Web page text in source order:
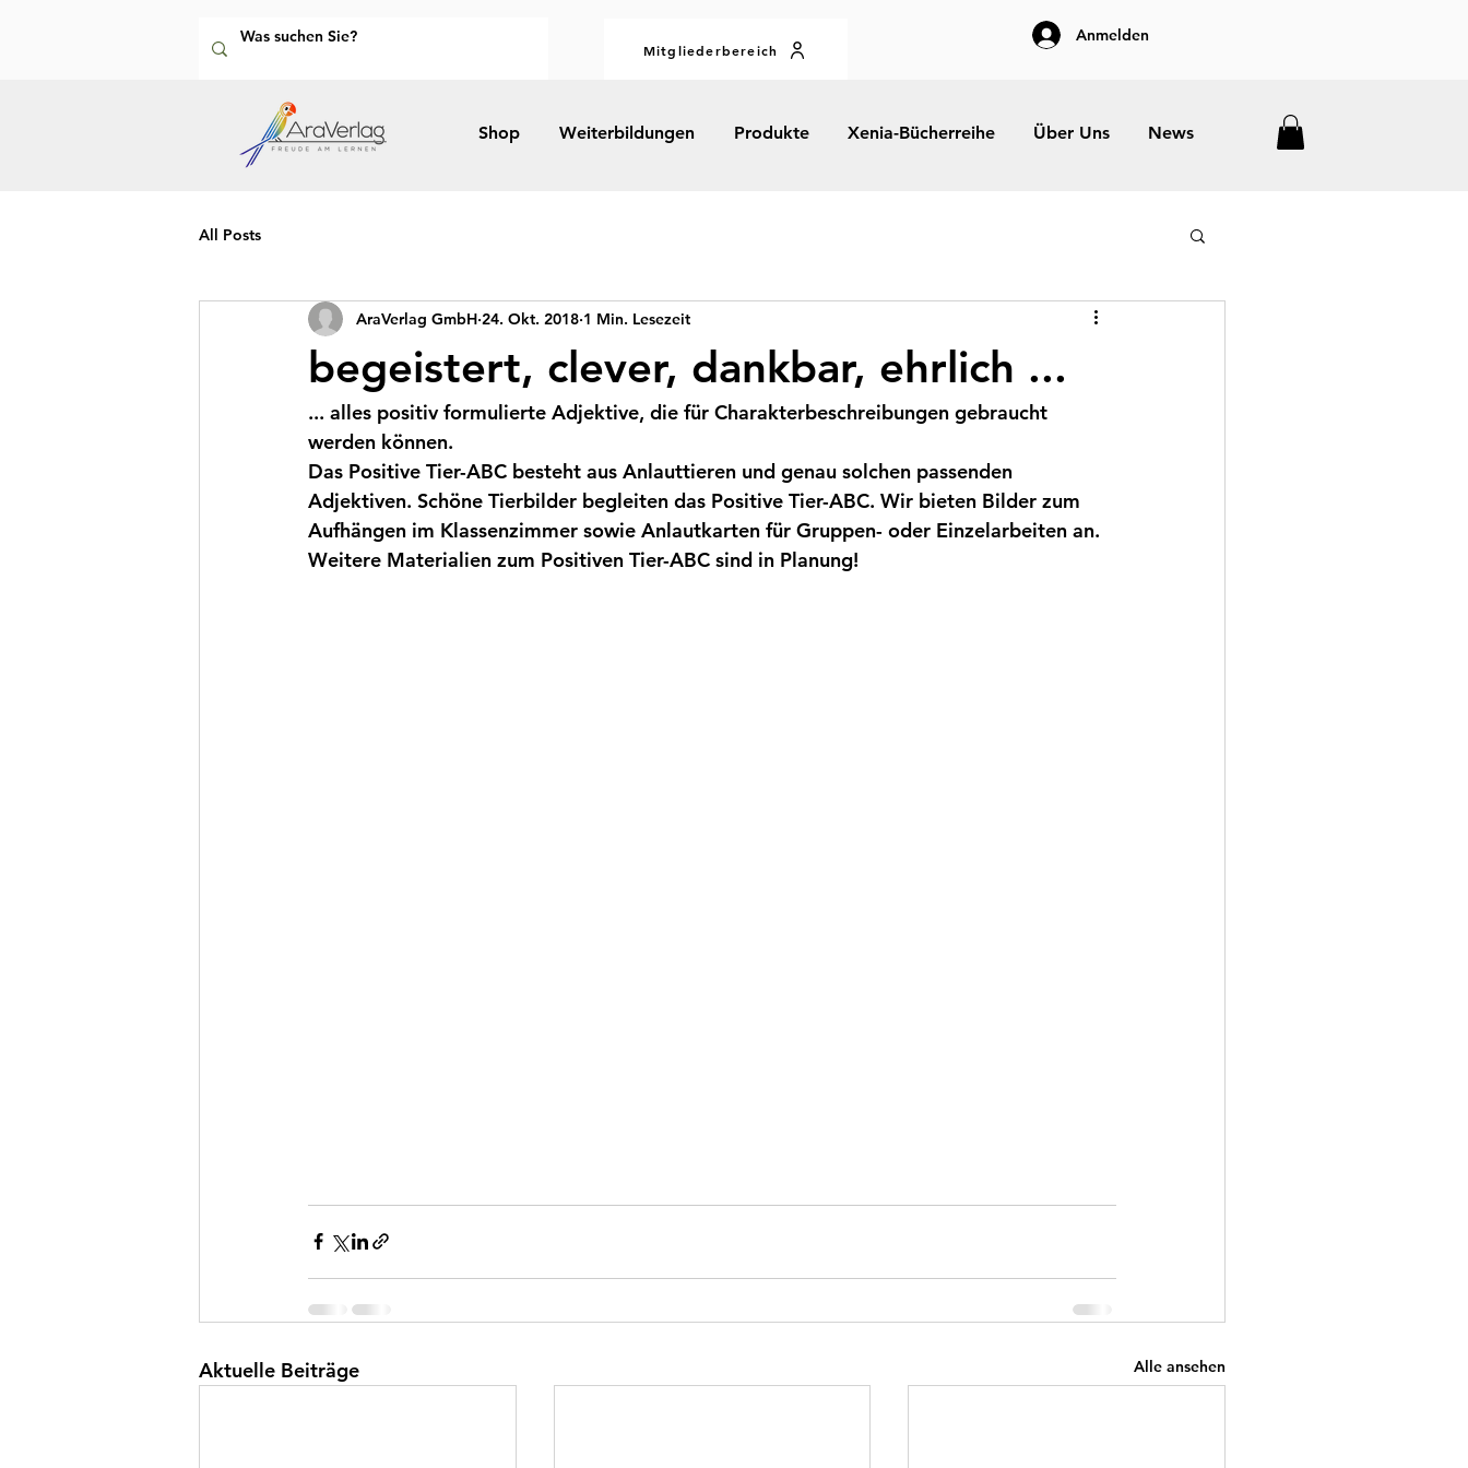
Mitgliederbereich
Anmelden
Shop Weiterbildungen Produkte Xenia-Bücherreihe Über Uns News
All Posts
begeistert, clever, dankbar, ehrlich ...
AraVerlag GmbH 24. Okt. 2018 1 Min. Lesezeit
... alles positiv formulierte Adjektive, die für Charakterbeschreibungen gebraucht
werden können.
Das Positive Tier-ABC besteht aus Anlauttieren und genau solchen passenden
Adjektiven. Schöne Tierbilder begleiten das Positive Tier-ABC. Wir bieten Bilder zum
Aufhängen im Klassenzimmer sowie Anlautkarten für Gruppen- oder Einzelarbeiten an.
Weitere Materialien zum Positiven Tier-ABC sind in Planung!
Aktuelle Beiträge Alle ansehen